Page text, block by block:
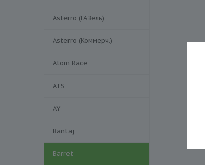
Asterro (ГАЗель)
Asterro (Коммерч.)
Atom Race
ATS
AY
Bantaj
Barret